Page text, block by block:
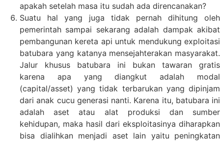
apakah setelah masa itu sudah ada direncanakan?
Suatu hal yang juga tidak pernah dihitung oleh
pemerintah sampai sekarang adalah dampak akibat
pembangunan kereta api untuk mendukung exploitasi
batubara yang katanya mensejahterakan masyarakat.
Jalur khusus batubara ini bukan tawaran gratis
karena apa yang diangkut adalah modal
(capital/asset) yang tidak terbarukan yang dipinjam
dari anak cucu generasi nanti. Karena itu, batubara ini
adalah aset atau alat produksi dan sumber
kehidupan, maka hasil dari eksploitasinya diharapkan
bisa dialihkan menjadi aset lain yaitu peningkatan